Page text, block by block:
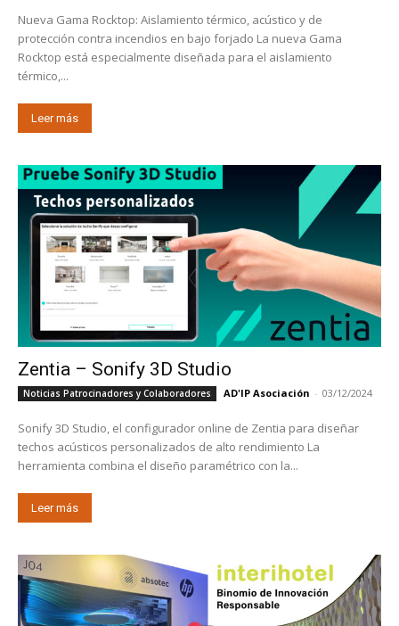
Nueva Gama Rocktop: Aislamiento térmico, acústico y de
protección contra incendios en bajo forjado La nueva Gama
Rocktop está especialmente diseñada para el aislamiento
térmico,...
Leer más
Zentia – Sonify 3D Studio
Noticias Patrocinadores y Colaboradores AD'IP Asociación - 03/12/2024
Sonify 3D Studio, el configurador online de Zentia para diseñar
techos acústicos personalizados de alto rendimiento La
herramienta combina el diseño paramétrico con la...
Leer más